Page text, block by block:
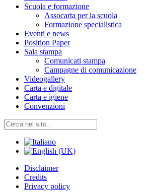
Scuola e formazione
Assocarta per la scuola
Formazione specialistica
Eventi e news
Position Paper
Sala stampa
Comunicati stampa
Campagne di comunicazione
Videogallery
Carta e digitale
Carta e igiene
Convenzioni
Disclaimer
Credits
Privacy policy